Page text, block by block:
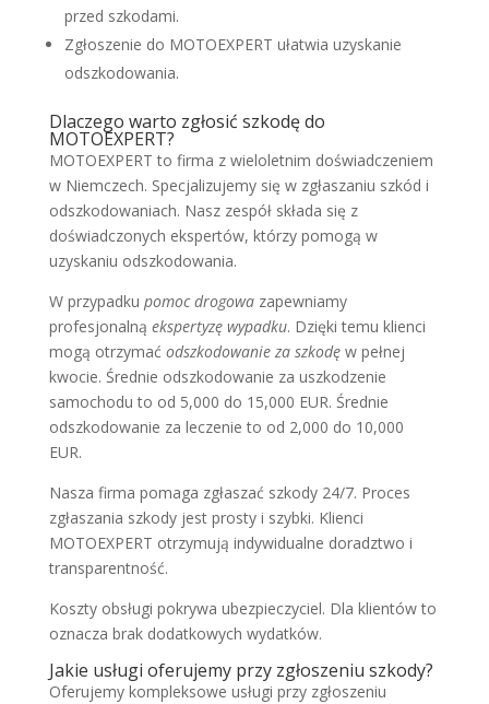
przed szkodami.
Zgłoszenie do MOTOEXPERT ułatwia uzyskanie
odszkodowania.
Dlaczego warto zgłosić szkodę do
MOTOEXPERT?
MOTOEXPERT to firma z wieloletnim doświadczeniem
w Niemczech. Specjalizujemy się w zgłaszaniu szkód i
odszkodowaniach. Nasz zespół składa się z
doświadczonych ekspertów, którzy pomogą w
uzyskaniu odszkodowania.
W przypadku pomoc drogowazapewniamy
profesjonalną ekspertyzę wypadku. Dzięki temu klienci
mogą otrzymać odszkodowanie za szkodęw pełnej
kwocie. Średnie odszkodowanie za uszkodzenie
samochodu to od 5,000 do 15,000 EUR. Średnie
odszkodowanie za leczenie to od 2,000 do 10,000
EUR.
Nasza firma pomaga zgłaszać szkody 24/7. Proces
zgłaszania szkody jest prosty i szybki. Klienci
MOTOEXPERT otrzymują indywidualne doradztwo i
transparentność.
Koszty obsługi pokrywa ubezpieczyciel. Dla klientów to
oznacza brak dodatkowych wydatków.
Jakie usługi oferujemy przy zgłoszeniu szkody?
Oferujemy kompleksowe usługi przy zgłoszeniu